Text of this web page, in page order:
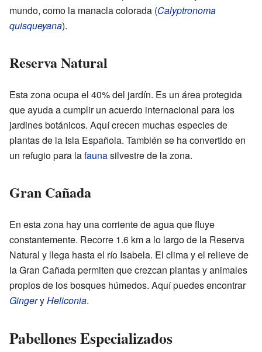
mundo, como la manacla colorada (Calyptronoma
quisqueyana).
Reserva Natural
Esta zona ocupa el 40% del jardín. Es un área protegida
que ayuda a cumplir un acuerdo internacional para los
jardines botánicos. Aquí crecen muchas especies de
plantas de la Isla Española. También se ha convertido en
un refugio para lafaunasilvestre de la zona.
Gran Cañada
En esta zona hay una corriente de agua que fluye
constantemente. Recorre 1.6 km a lo largo de la Reserva
Natural y llega hasta el río Isabela. El clima y el relieve de
la Gran Cañada permiten que crezcan plantas y animales
propios de los bosques húmedos. Aquí puedes encontrar
GingeryHeliconia.
Pabellones Especializados